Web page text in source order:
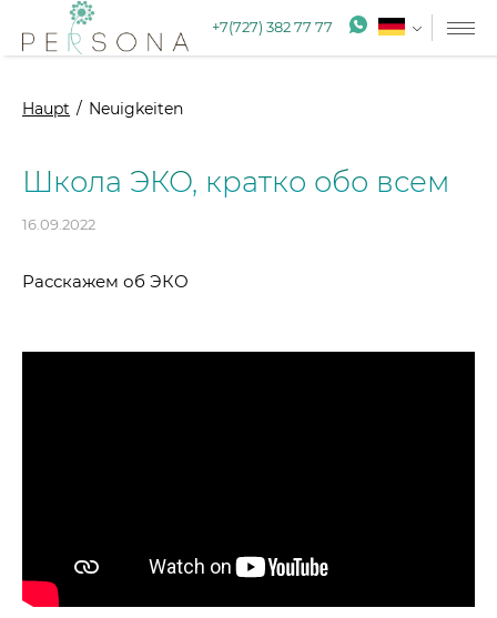
+7(727) 382 77 77
Haupt Neuigkeiten
Школа ЭКО, кратко обо всем
16.09.2022
Расскажем об ЭКО